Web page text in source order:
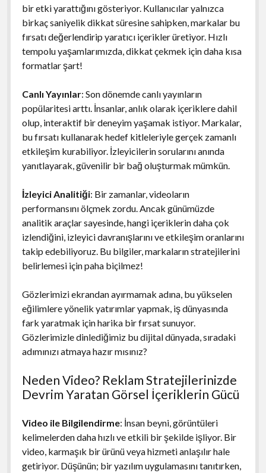
bir etki yarattığını gösteriyor. Kullanıcılar yalnızca
birkaç saniyelik dikkat süresine sahipken, markalar bu
fırsatı değerlendirip yaratıcı içerikler üretiyor. Hızlı
tempolu yaşamlarımızda, dikkat çekmek için daha kısa
formatlar şart!
Canlı Yayınlar: Son dönemde canlı yayınların
popülaritesi arttı. İnsanlar, anlık olarak içeriklere dahil
olup, interaktif bir deneyim yaşamak istiyor. Markalar,
bu fırsatı kullanarak hedef kitleleriyle gerçek zamanlı
etkileşim kurabiliyor. İzleyicilerin sorularını anında
yanıtlayarak, güvenilir bir bağ oluşturmak mümkün.
İzleyici Analitiği: Bir zamanlar, videoların
performansını ölçmek zordu. Ancak günümüzde
analitik araçlar sayesinde, hangi içeriklerin daha çok
izlendiğini, izleyici davranışlarını ve etkileşim oranlarını
takip edebiliyoruz. Bu bilgiler, markaların stratejilerini
belirlemesi için paha biçilmez!
Gözlerimizi ekrandan ayırmamak adına, bu yükselen
eğilimlere yönelik yatırımlar yapmak, iş dünyasında
fark yaratmak için harika bir fırsat sunuyor.
Gözlerimizle dinlediğimiz bu dijital dünyada, sıradaki
adımınızı atmaya hazır mısınız?
Neden Video? Reklam Stratejilerinizde
Devrim Yaratan Görsel İçeriklerin Gücü
Video ile Bilgilendirme: İnsan beyni, görüntüleri
kelimelerden daha hızlı ve etkili bir şekilde işliyor. Bir
video, karmaşık bir ürünü veya hizmeti anlaşılır hale
getiriyor. Düşünün; bir yazılım uygulamasını tanıtırken,